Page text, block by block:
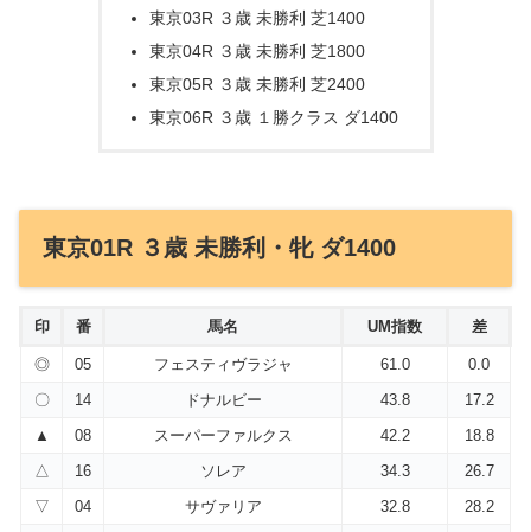
東京03R ３歳 未勝利 芝1400
東京04R ３歳 未勝利 芝1800
東京05R ３歳 未勝利 芝2400
東京06R ３歳 １勝クラス ダ1400
東京01R ３歳 未勝利・牝 ダ1400
印 番 馬名 UM指数 差
◎ 05 フェスティヴラジャ 61.0
0.0
〇
14 ドナルビー 43.8
17.2
▲
08 スーパーファルクス 42.2
18.8
△
16 ソレア 34.3
26.7
▽
04 サヴァリア 32.8
28.2